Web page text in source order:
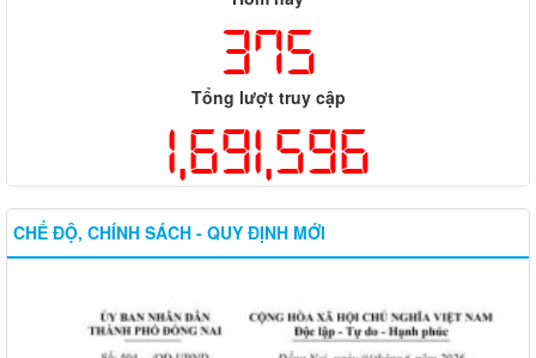
375
Tổng lượt truy cập
1,691,596
CHẾ ĐỘ, CHÍNH SÁCH - QUY ĐỊNH MỚI